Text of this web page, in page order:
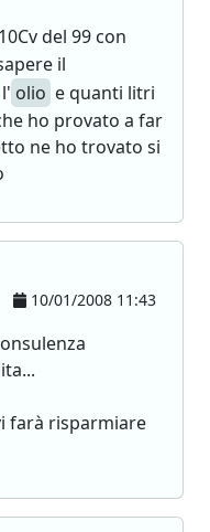
del 99 con
il
olio e quanti litri
ho provato a far
ne ho trovato si
10/01/2008 11:43
farà risparmiare